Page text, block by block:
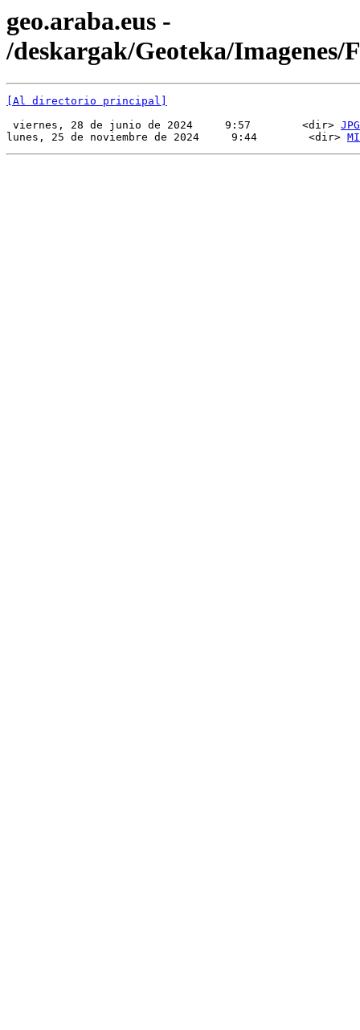
geo.araba.eus -
/deskargak/Geoteka/Imagenes/
[Al directorio principal]
viernes, 28 de junio de 2024     9:57        <dir> JPG
lunes, 25 de noviembre de 2024     9:44        <dir>